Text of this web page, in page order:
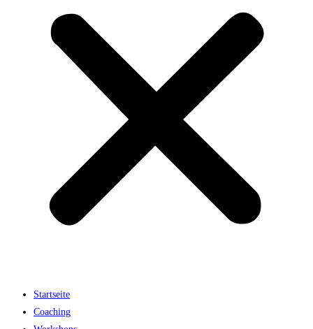
Startseite
Coaching